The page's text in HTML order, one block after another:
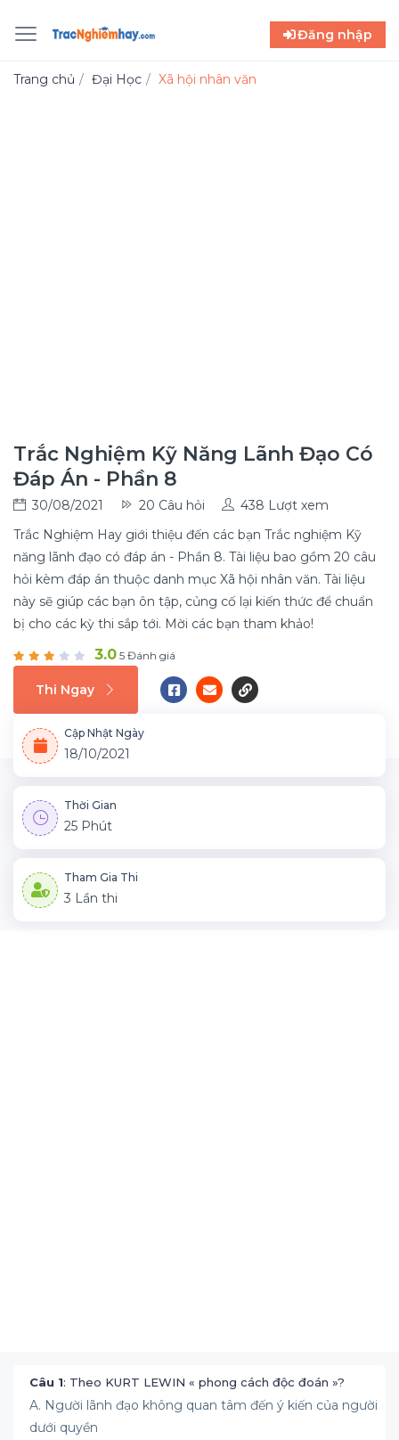
Đăng nhập
Trang chủ Đại Học Xã hội nhân văn
Trắc Nghiệm Kỹ Năng Lãnh Đạo Có
Đáp Án - Phần 8
30/08/2021 20 Câu hỏi
438 Lượt xem
Trắc Nghiệm Hay giới thiệu đến các bạn Trắc nghiệm Kỹ
năng lãnh đạo có đáp án - Phần 8. Tài liệu bao gồm 20 câu
hỏi kèm đáp án thuộc danh mục Xã hội nhân văn. Tài liệu
này sẽ giúp các bạn ôn tập, củng cố lại kiến thức để chuẩn
bị cho các kỳ thi sắp tới. Mời các bạn tham khảo!
3.0 5 Đánh giá
Thi Ngay
Cập Nhật Ngày
18/10/2021
Thời Gian
25 Phút
Tham Gia Thi
3 Lần thi
Câu 1: Theo KURT LEWIN « phong cách độc đoán »?
A. Người lãnh đạo không quan tâm đến ý kiến của người
dưới quyền